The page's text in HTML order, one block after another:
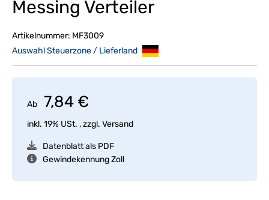
Messing Verteiler
Artikelnummer: MF3009
Auswahl Steuerzone / Lieferland
Ab 7,84 €
inkl. 19% USt. , zzgl. Versand
Datenblatt als PDF
Gewindekennung Zoll